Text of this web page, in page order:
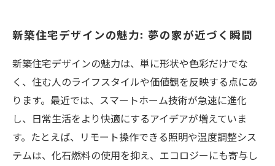
ップ
心満たされる住環境の実現: 夢の新築住宅へと進
もう
新築住宅デザインの魅力: 夢の家が近づく瞬間
新築住宅デザインの魅力は、単に形状や色彩だけでな
く、住む人のライフスタイルや価値観を反映する点にあ
ります。最近では、スマートホーム技術が急速に進化
し、日常生活をより快適にするアイデアが増えていま
す。たとえば、リモート操作できる照明や温度調整シス
テムは、化石燃料の使用を抑え、エコロジーにも寄与し